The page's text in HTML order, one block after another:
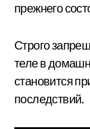
прежнего
Строго
теле в
становится
последствий.